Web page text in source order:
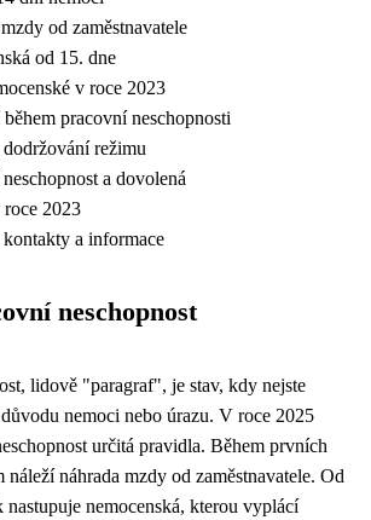
od zaměstnavatele
od 15. dne
v roce 2023
pracovní neschopnosti
režimu
a dovolená
2023
a informace
neschopnost
lidově "paragraf", je stav, kdy nejste
nemoci nebo úrazu. V roce 2025
určitá pravidla. Během prvních
náleží náhrada mzdy od zaměstnavatele. Od
nastupuje nemocenská, kterou vyplácí